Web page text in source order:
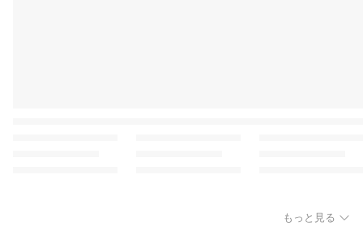
もっと見る